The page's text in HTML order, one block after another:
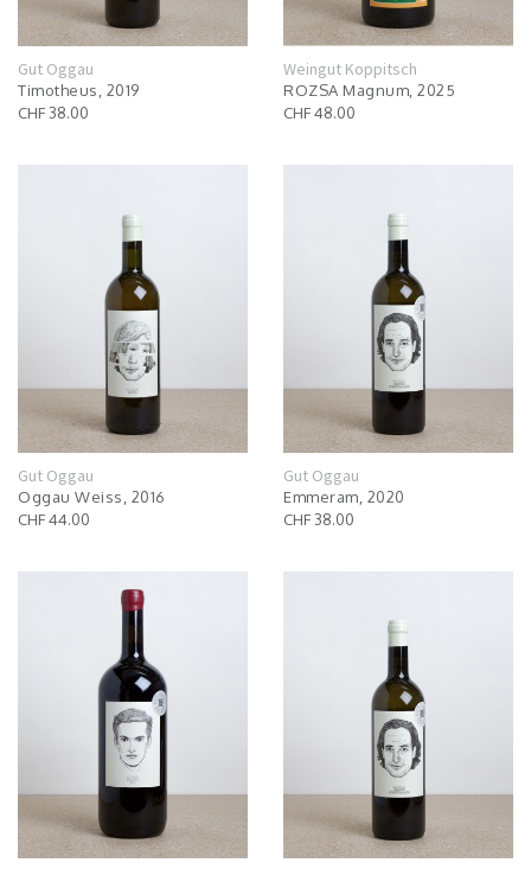
Gut Oggau
Timotheus, 2019
CHF 38.00
Weingut Koppitsch
ROZSA Magnum, 2025
CHF 48.00
Gut Oggau
Oggau Weiss, 2016
CHF 44.00
Gut Oggau
Emmeram, 2020
CHF 38.00